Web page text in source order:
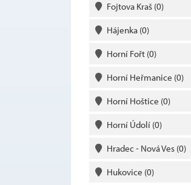
Fojtova Kraš (0)
Hájenka (0)
Horní Fořt (0)
Horní Heřmanice (0)
Horní Hoštice (0)
Horní Údolí (0)
Hradec - Nová Ves (0)
Hukovice (0)